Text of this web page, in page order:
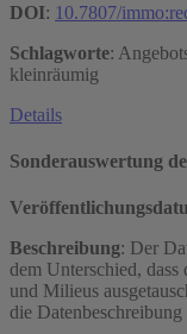
DOI: 10.7807/
Schlagworte:
kleinräumig
Details
Sonderauswertung
Beschreibung: Der
dem Unterschied,
und Milieus
die